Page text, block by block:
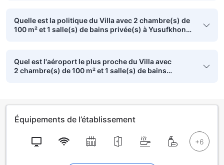
Quelle est la politique du Villa avec 2 chambre(s) de
100 m² et 1 salle(s) de bains privée(s) à Yusufkhona
Quel est l'aéroport le plus proche du Villa avec
2 chambre(s) de 100 m² et 1 salle(s) de bains
Équipements de l’établissement